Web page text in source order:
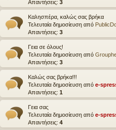
Απαντήσεις: 3
Καλησπέρα, καλώς σας βρήκα
Τελευταία δημοσίευση από
Απαντήσεις: 3
Γεια σε όλους!
Τελευταία δημοσίευση από
Απαντήσεις: 3
Καλώς σας βρήκα!!!
Τελευταία δημοσίευση από e-
Απαντήσεις: 1
Γεια σας
Τελευταία δημοσίευση από e-
Απαντήσεις: 4